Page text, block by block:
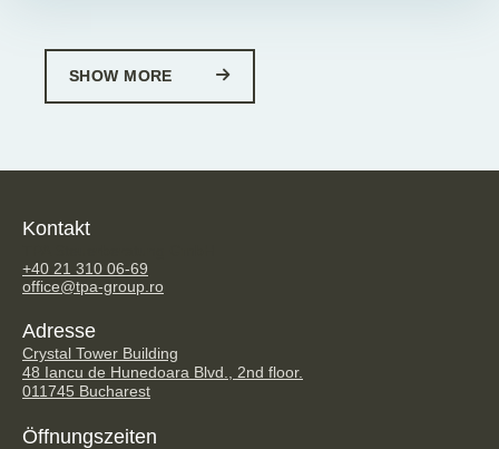
SHOW MORE
Kontakt
+40 21 310 06-69
office@tpa-group.ro
Adresse
Crystal Tower Building
48 Iancu de Hunedoara Blvd., 2nd floor.
011745 Bucharest
Öffnungszeiten